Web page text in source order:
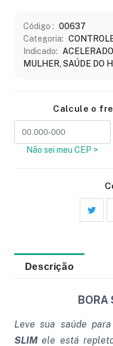
Código : 00637
Categoria:
Indicado: ACELERADORES,
MULHER, SAÚDE
Calcule o
Não sei meu CEP >
Descrição
BORA
Leve sua saúde
SLIMele está